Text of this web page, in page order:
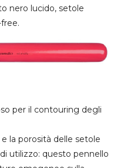
nero lucido, setole
per il contouring degli
la porosità delle setole
utilizzo: questo pennello